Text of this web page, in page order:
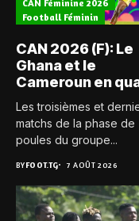
CAN Féminine 2026
Football Féminin
CAN 2026 (F): Le
Ghana et le
Cameroun en
Les troisièmes et
matchs de la phase de
poules du groupe...
BYFOOT.TG 7 AOÛT 2026